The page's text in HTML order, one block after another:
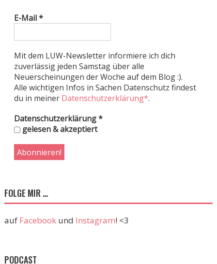
E-Mail*
Mit dem LUW-Newsletter informiere ich dich
zuverlässig jeden Samstag über alle
Neuerscheinungen der Woche auf dem Blog :).
Alle wichtigen Infos in Sachen Datenschutz findest
du in meiner Datenschutzerklärung*.
Datenschutzerklärung*
gelesen & akzeptiert
FOLGE MIR …
auf Facebookund Instagram! <3
PODCAST